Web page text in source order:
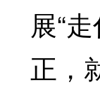
展“
正，